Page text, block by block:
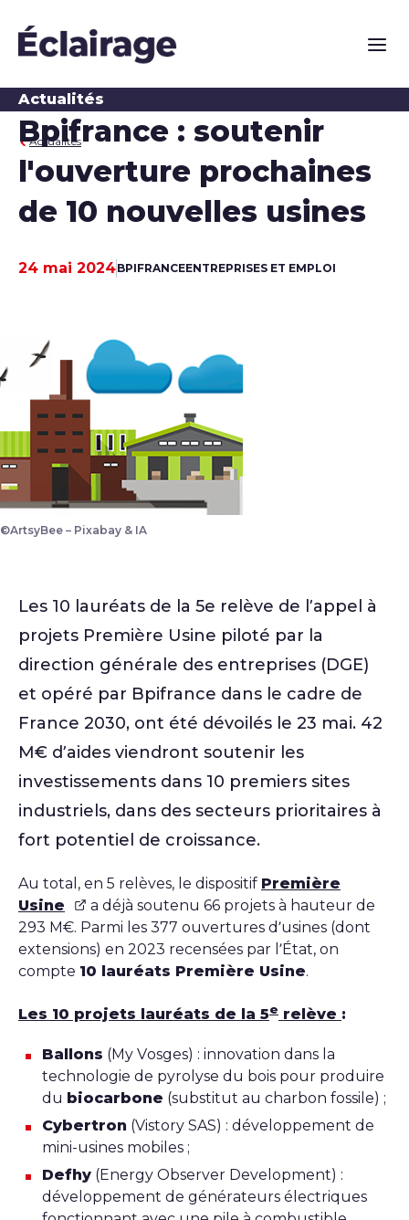
Actualités
Actualités
Bpifrance : soutenir
l'ouverture prochaines
de 10 nouvelles usines
Date de publication
24 mai 2024BPIFRANCEENTREPRISES ET EMPLOI
Dessin d'usine
©ArtsyBee – Pixabay & IA
Les 10 lauréats de la 5e relève de l’appel à
projets Première Usine piloté par la
direction générale des entreprises (DGE)
et opéré par Bpifrance dans le cadre de
France 2030, ont été dévoilés le 23 mai. 42
M€ d’aides viendront soutenir les
investissements dans 10 premiers sites
industriels, dans des secteurs prioritaires à
fort potentiel de croissance.
Au total, en 5 relèves, le dispositif Première
Usine
a déjà soutenu 66 projets à hauteur de
293 M€. Parmi les 377 ouvertures d’usines (dont
extensions) en 2023 recensées par l’État, on
compte 10 lauréats Première Usine.
Les 10 projets lauréats de la 5e relève :
Ballons (My Vosges) : innovation dans la
technologie de pyrolyse du bois pour produire
du biocarbone (substitut au charbon fossile) ;
Cybertron (Vistory SAS) : développement de
mini-usines mobiles ;
Defhy (Energy Observer Development) :
développement de générateurs électriques